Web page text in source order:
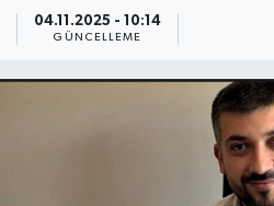
04.11.2025 - 10:14
GÜNCELLEME